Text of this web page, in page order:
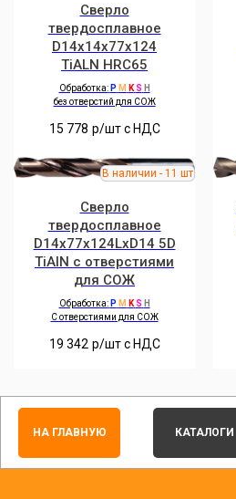
Сверло
твердосплавное
D14x14x77x124
TiALN HRC65
Обработка: P M K S H
без отверстий для СОЖ
15 778 р/шт c НДС
Сверло
твердосплавное
D14x77x124LxD14 5D
TiAlN с отверстиями
для СОЖ
Обработка: P M K S H
С отверстиями для СОЖ
19 342 р/шт c НДС
НА ГЛАВНУЮ КАТАЛОГИ